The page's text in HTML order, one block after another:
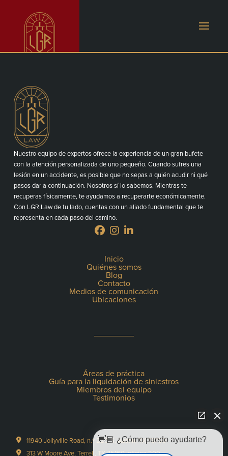
Nuestro equipo de expertos ofrece la experiencia de un gran bufete
con la atención personalizada de uno pequeño. Cuando sufres una
lesión en un accidente, es posible que no sepas a quién acudir ni qué
pasos dar a continuación. Nosotros sí lo sabemos. Mientras te
recuperas físicamente, te ayudamos a recuperarte económicamente.
Con LGR Law de tu lado, cuentas con un aliado fundamental que te
representa en cada paso del camino.
Inicio
Quiénes somos
Blog
Contacto
Medios de comunicación
Ubicaciones
Áreas de práctica
Guía para la liquidación de siniestros
Miembros del equipo
Testimonios
11940 Jollyville Road, n.º 220-S, Austin, TX 78759
313 W Moore Ave, Terrell, TX 75160, oficina 200
👋🏼 ¿Cómo puedo ayudarte?